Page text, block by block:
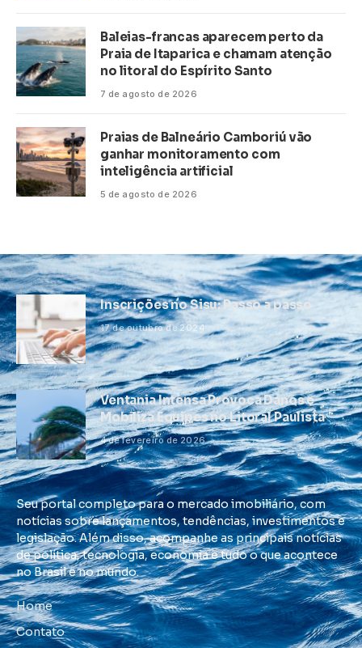
Baleias-francas aparecem perto da
Praia de Itaparica e chamam atenção
no litoral do Espírito Santo
7 de agosto de 2026
Praias de Balneário Camboriú vão
ganhar monitoramento com
inteligência artificial
5 de agosto de 2026
Inscrições no Sisu: Passo a passo
17 de outubro de 2024
Ventania Intensa Provoca Danos e
Mobiliza Equipes no Litoral Paulista
4 de fevereiro de 2026
Seu portal completo para o mercado imobiliário, com
notícias sobre lançamentos, tendências, investimentos e
legislação. Além disso, acompanhe as principais notícias
de política, tecnologia, economia e tudo o que acontece
no Brasil e no mundo.
Home
Contato